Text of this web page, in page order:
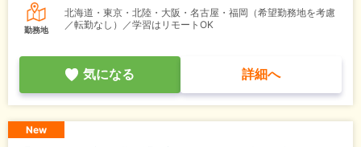
勤務地
北海道・東京・北陸・大阪・名古屋・福岡（希望勤務地を考慮
／転勤なし）／学習はリモートOK
気になる 詳細へ
New